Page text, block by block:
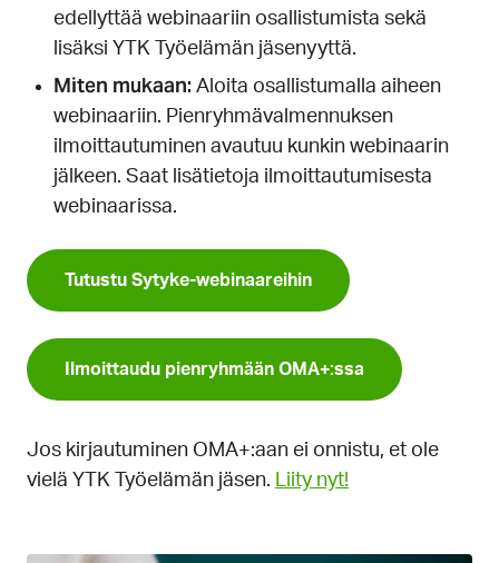
edellyttää webinaariin osallistumista sekä
lisäksi YTK Työelämän jäsenyyttä.
Miten mukaan: Aloita osallistumalla aiheen
webinaariin. Pienryhmävalmennuksen
ilmoittautuminen avautuu kunkin webinaarin
jälkeen. Saat lisätietoja ilmoittautumisesta
webinaarissa.
Tutustu Sytyke-webinaareihin
Ilmoittaudu pienryhmään OMA+:ssa
Jos kirjautuminen OMA+:aan ei onnistu, et ole
vielä YTK Työelämän jäsen. Liity nyt!